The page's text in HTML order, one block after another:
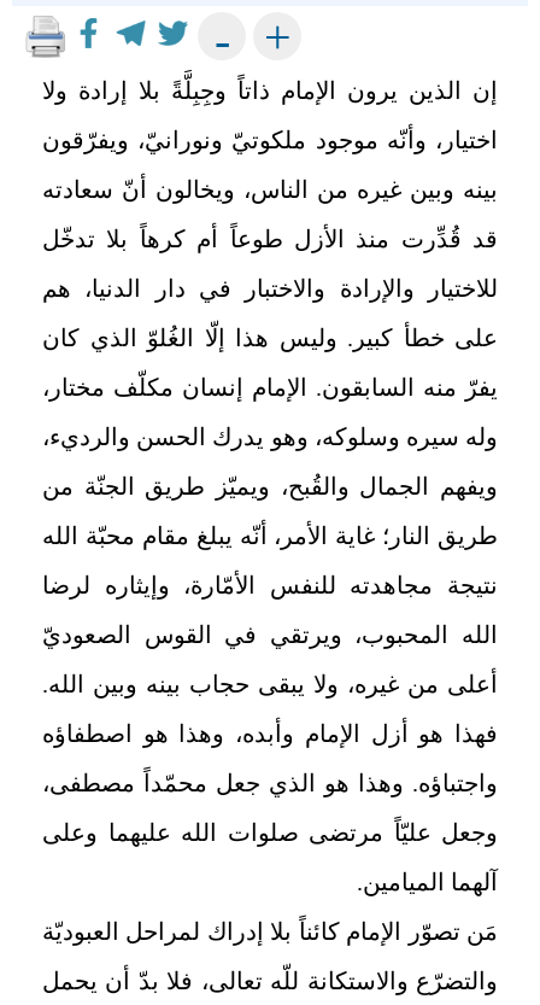
+
-
إن الذين يرون الإمام ذاتاً وجِبِلَّةً بلا إرادة ولا
اختيار، وأنّه موجود ملكوتيّ ونورانيّ، ويفرّقون
بينه وبين غيره من الناس، ويخالون أنّ سعادته
قد قُدِّرت منذ الأزل طوعاً أم كرهاً بلا تدخّل
للاختيار والإرادة والاختبار في دار الدنيا، هم
على خطأ كبير. وليس هذا إلّا الغُلوّ الذي كان
يفرّ منه السابقون. الإمام إنسان مكلّف مختار،
وله سيره وسلوكه، وهو يدرك الحسن والردي‏ء،
ويفهم الجمال والقُبح، ويميّز طريق الجنّة من
طريق النار؛ غاية الأمر، أنّه يبلغ مقام محبّة الله
نتيجة مجاهدته للنفس الأمّارة، وإيثاره لرضا
الله المحبوب، ويرتقي في القوس الصعوديّ
أعلى من غيره، ولا يبقى حجاب بينه وبين الله.
فهذا هو أزل الإمام وأبده، وهذا هو اصطفاؤه
واجتباؤه. وهذا هو الذي جعل محمّداً مصطفى،
وجعل عليّاً مرتضى صلوات الله عليهما وعلى
آلهما الميامين.
مَن تصوّر الإمام كائناً بلا إدراك لمراحل العبوديّة
والتضرّع‏ والاستكانة للّه تعالى، فلا بدّ أن يحمل